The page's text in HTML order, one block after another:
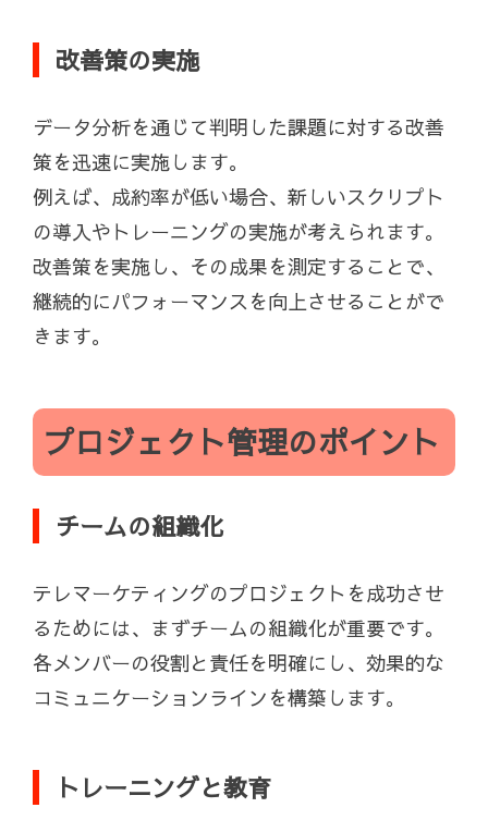
改善策の実施
データ分析を通じて判明した課題に対する改善
策を迅速に実施します。
例えば、成約率が低い場合、新しいスクリプト
の導入やトレーニングの実施が考えられます。
改善策を実施し、その成果を測定することで、
継続的にパフォーマンスを向上させることがで
きます。
プロジェクト管理のポイント
チームの組織化
テレマーケティングのプロジェクトを成功させ
るためには、まずチームの組織化が重要です。
各メンバーの役割と責任を明確にし、効果的な
コミュニケーションラインを構築します。
トレーニングと教育